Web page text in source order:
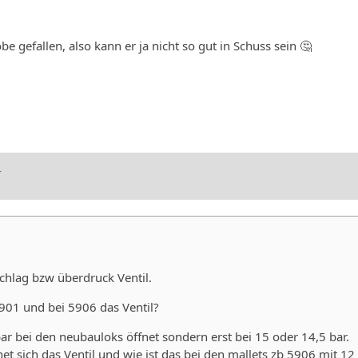
gefallen, also kann er ja nicht so gut in Schuss sein 🤔
bzw überdruck Ventil.
und bei 5906 das Ventil?
bei den neubauloks öffnet sondern erst bei 15 oder 14,5 bar.
sich das Ventil und wie ist das bei den mallets zb 5906 mit 12